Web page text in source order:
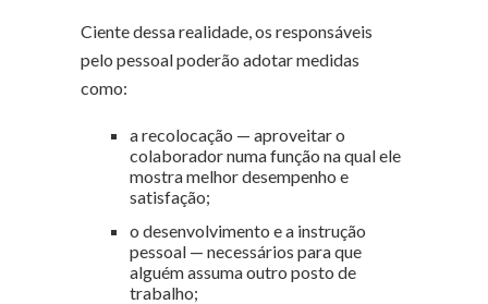
Ciente dessa realidade, os responsáveis
pelo pessoal poderão adotar medidas
como:
a recolocação — aproveitar o
colaborador numa função na qual ele
mostra melhor desempenho e
satisfação;
o desenvolvimento e a instrução
pessoal — necessários para que
alguém assuma outro posto de
trabalho;